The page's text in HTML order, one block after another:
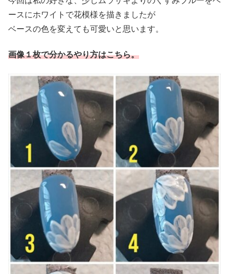
ースにホワイトで花模様を描きましたが
ベースの色を変えても可愛いと思います。
画像１枚で分かるやり方はこちら。